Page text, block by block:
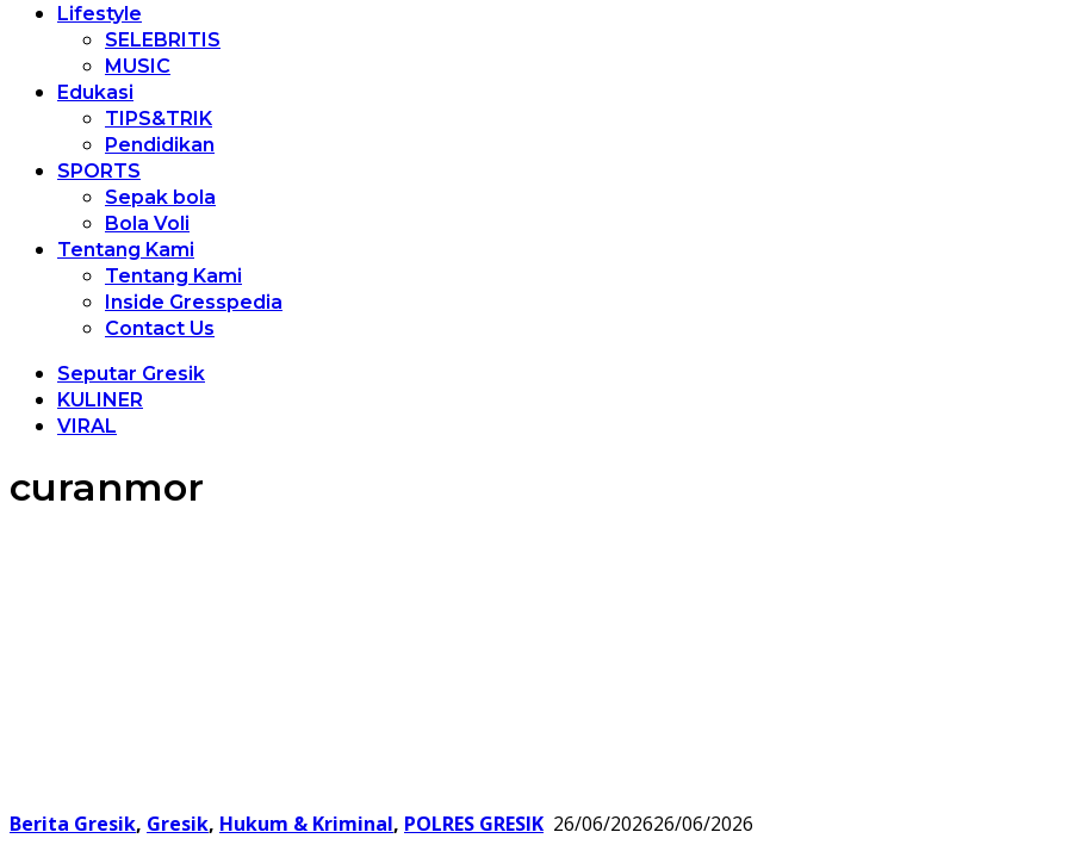
Lifestyle
SELEBRITIS
MUSIC
Edukasi
TIPS&TRIK
Pendidikan
SPORTS
Sepak bola
Bola Voli
Tentang Kami
Tentang Kami
Inside Gresspedia
Contact Us
Seputar Gresik
KULINER
VIRAL
curanmor
Berita Gresik, Gresik, Hukum & Kriminal, POLRES GRESIK 26/06/202626/06/2026